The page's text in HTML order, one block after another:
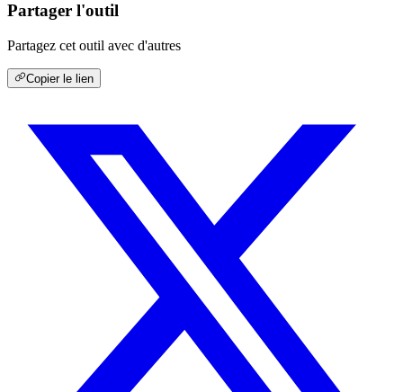
Partager l'outil
Partagez cet outil avec d'autres
Copier le lien